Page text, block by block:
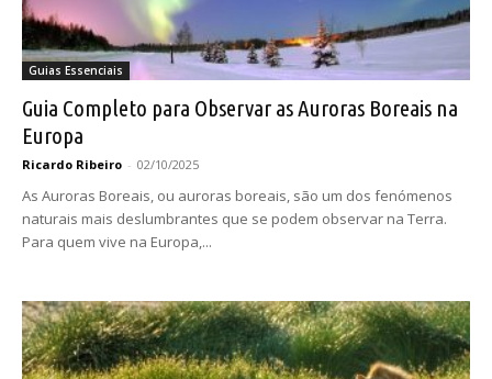
Guias Essenciais
Guia Completo para Observar as Auroras Boreais na
Europa
Ricardo Ribeiro - 02/10/2025
As Auroras Boreais, ou auroras boreais, são um dos fenómenos
naturais mais deslumbrantes que se podem observar na Terra.
Para quem vive na Europa,...